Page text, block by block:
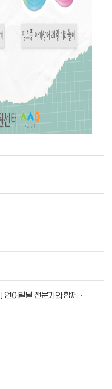
[대전광역시육아종합지원센터] 언어발달 전문가와 함께하는 「부모-영아자녀 언어자극놀이」 교육 안내